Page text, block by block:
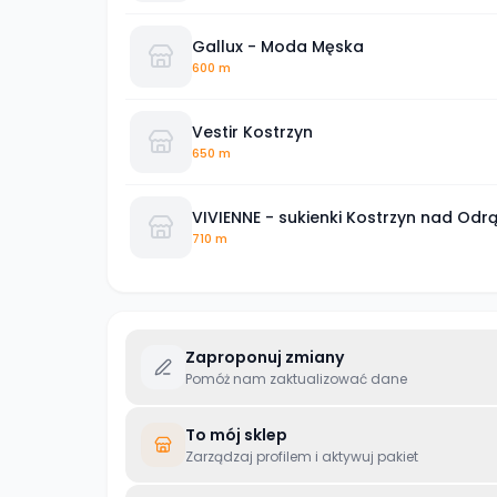
Gallux - Moda Męska
600 m
Vestir Kostrzyn
650 m
VIVIENNE - sukienki Kostrzyn nad Odrą
710 m
Zaproponuj zmiany
Pomóż nam zaktualizować dane
To mój sklep
Zarządzaj profilem i aktywuj pakiet